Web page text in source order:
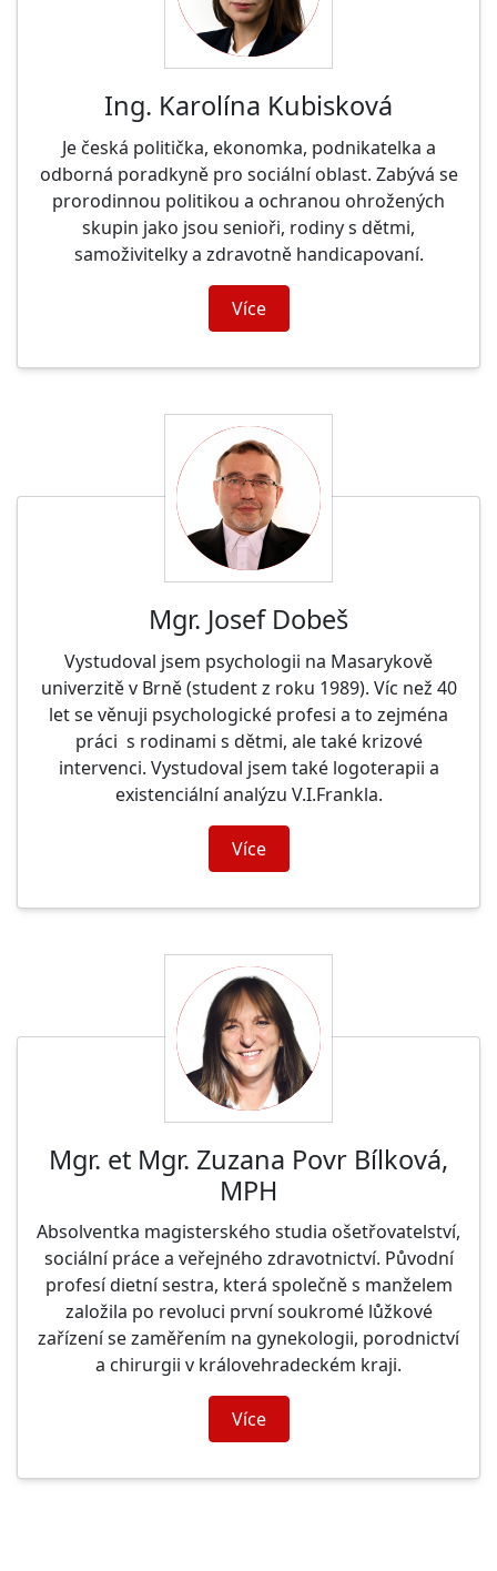
Ing. Karolína Kubisková
Je česká politička, ekonomka, podnikatelka a
odborná poradkyně pro sociální oblast. Zabývá se
prorodinnou politikou a ochranou ohrožených
skupin jako jsou senioři, rodiny s dětmi,
samoživitelky a zdravotně handicapovaní.
Více
Mgr. Josef Dobeš
Vystudoval jsem psychologii na Masarykově
univerzitě v Brně (student z roku 1989). Víc než 40
let se věnuji psychologické profesi a to zejména
práci s rodinami s dětmi, ale také krizové
intervenci. Vystudoval jsem také logoterapii a
existenciální analýzu V.I.Frankla.
Více
Mgr. et Mgr. Zuzana Povr Bílková,
MPH
Absolventka magisterského studia ošetřovatelství,
sociální práce a veřejného zdravotnictví. Původní
profesí dietní sestra, která společně s manželem
založila po revoluci první soukromé lůžkové
zařízení se zaměřením na gynekologii, porodnictví
a chirurgii v královehradeckém kraji.
Více